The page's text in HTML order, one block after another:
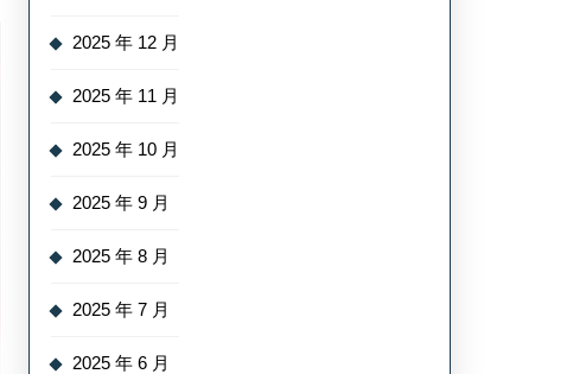
2025 年 12 月
2025 年 11 月
2025 年 10 月
2025 年 9 月
2025 年 8 月
2025 年 7 月
2025 年 6 月